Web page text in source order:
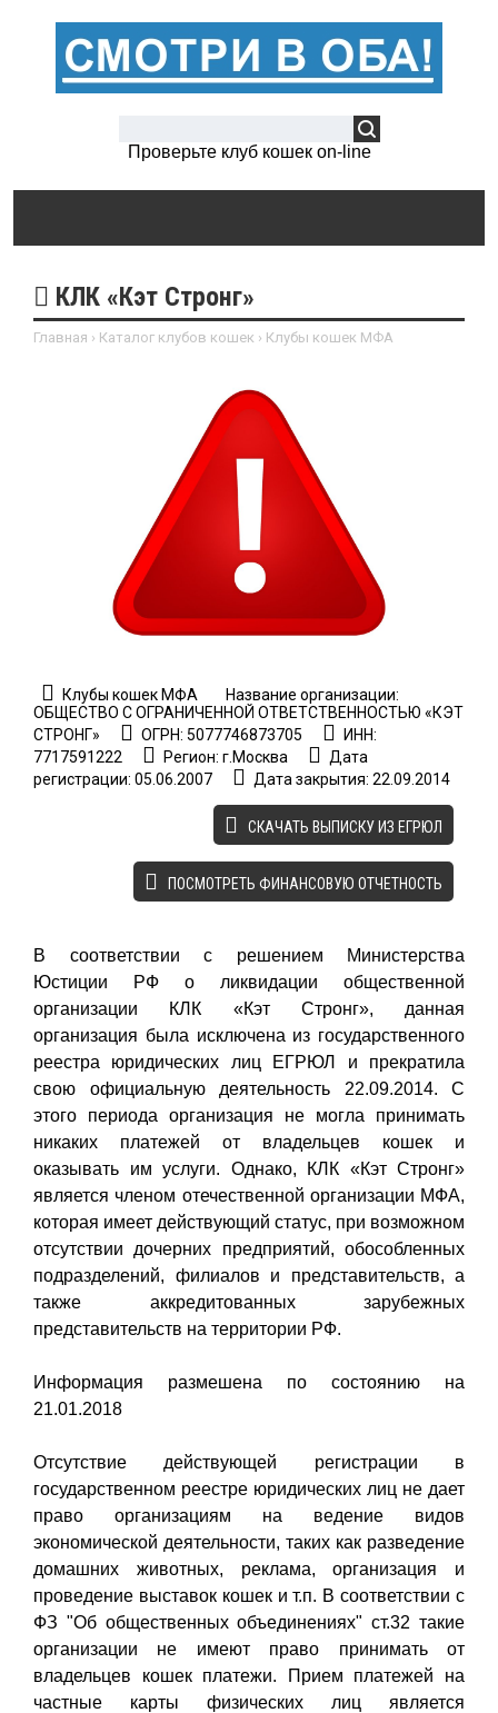
Проверьте клуб кошек on-line
КЛК «Кэт Стронг»
Главная › Каталог клубов кошек › Клубы кошек МФА
Клубы кошек МФА
Название организации:
ОБЩЕСТВО С ОГРАНИЧЕННОЙ ОТВЕТСТВЕННОСТЬЮ «КЭТ
СТРОНГ»
ОГРН: 5077746873705
ИНН:
7717591222
Регион: г.Москва
Дата
регистрации: 05.06.2007
Дата закрытия: 22.09.2014
CКАЧАТЬ ВЫПИСКУ ИЗ ЕГРЮЛ
ПОСМОТРЕТЬ ФИНАНСОВУЮ ОТЧЕТНОСТЬ
В соответствии с решением Министерства
Юстиции РФ о ликвидации общественной
организации КЛК «Кэт Стронг», данная
организация была исключена из государственного
реестра юридических лиц ЕГРЮЛ и прекратила
свою официальную деятельность 22.09.2014. С
этого периода организация не могла принимать
никаких платежей от владельцев кошек и
оказывать им услуги. Однако, КЛК «Кэт Стронг»
является членом отечественной организации МФА,
которая имеет действующий статус, при возможном
отсутствии дочерних предприятий, обособленных
подразделений, филиалов и представительств, а
также аккредитованных зарубежных
представительств на территории РФ.
Информация размешена по состоянию на
21.01.2018
Отсутствие действующей регистрации в
государственном реестре юридических лиц не дает
право организациям на ведение видов
экономической деятельности, таких как разведение
домашних животных, реклама, организация и
проведение выставок кошек и т.п. В соответствии с
ФЗ "Об общественных объединениях" ст.32 такие
организации не имеют право принимать от
владельцев кошек платежи. Прием платежей на
частные карты физических лиц является